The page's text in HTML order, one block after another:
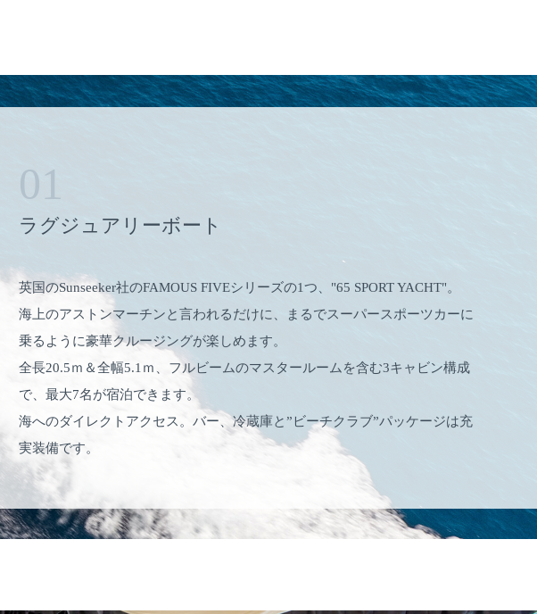
01
ラグジュアリーボート
英国のSunseeker社のFAMOUS FIVEシリーズの1つ、"65 SPORT YACHT"。
海上のアストンマーチンと言われるだけに、まるでスーパースポーツカーに
乗るように豪華クルージングが楽しめます。
全長20.5ｍ＆全幅5.1ｍ、フルビームのマスタールームを含む3キャビン構成
で、最大7名が宿泊できます。
海へのダイレクトアクセス。バー、冷蔵庫と”ビーチクラブ”パッケージは充
実装備です。